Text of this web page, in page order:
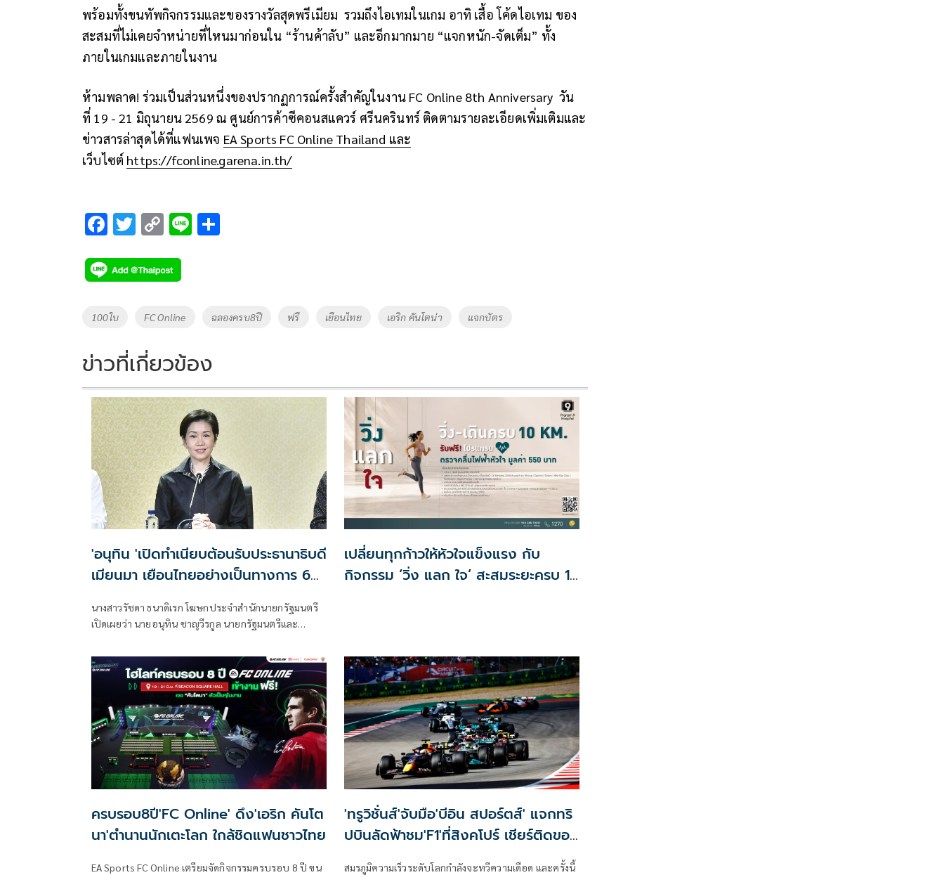
พร้อมทั้งขนทัพกิจกรรมและของรางวัลสุดพรีเมียม รวมถึงไอเทมในเกม อาทิ เสื้อ โค้ดไอเทม ของ
สะสมที่ไม่เคยจำหน่ายที่ไหนมาก่อนใน “ร้านค้าลับ” และอีกมากมาย “แจกหนัก-จัดเต็ม” ทั้ง
ภายในเกมและภายในงาน
ห้ามพลาด! ร่วมเป็นส่วนหนึ่งของปรากฏการณ์ครั้งสำคัญในงาน FC Online 8th Anniversary วัน
ที่ 19 - 21 มิถุนายน2569 ณ ศูนย์การค้าซีคอนสแควร์ ศรีนครินทร์ ติดตามรายละเอียดเพิ่มเติมและ
ข่าวสารล่าสุดได้ที่แฟนเพจ EA Sports FC Online Thailand และ
เว็บไซต์ https://fconline.garena.in.th/
F
e
b
o
k
T
tt
er
C
p
y
Li
k
Li
Tags
100ใบ FC Online ฉลองครบ8ปี ฟรี เยือนไทย เอริก คันโตน่า แจกบัตร
ข่าวที่เกี่ยวข้อง
'อนุทิน 'เปิดทำเนียบต้อนรับประธานาธิบดี
เมียนมา เยือนไทยอย่างเป็นทางการ 6–
นางสาวรัชดา ธนาดิเรก โฆษกประจำสำนักนายกรัฐมนตรี
เปิดเผยว่า นายอนุทิน ชาญวีรกูล นายกรัฐมนตรีและ
เปลี่ยนทุกก้าวให้หัวใจแข็งแรง กับ
กิจกรรม ‘วิ่ง แลก ใจ’ สะสมระยะครบ 10
ครบรอบ8ปี'FC Online' ดึง'เอริก คันโต
นา'ตำนานนักเตะโลก ใกล้ชิดแฟนชาวไทย
EA Sports FC Online เตรียมจัดกิจกรรมครบรอบ 8 ปี ขน
'ทรูวิชั่นส์'จับมือ'บีอิน สปอร์ตส์' แจกทริ
ปบินลัดฟ้าชม'F1'ที่สิงคโปร์ เชียร์ติดขอบ
สมรภูมิความเร็วระดับโลกกำลังจะทวีความเดือด และครั้งนี้